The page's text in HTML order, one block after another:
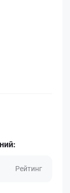
Рейтинг